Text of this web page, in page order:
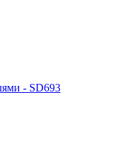
- SD693